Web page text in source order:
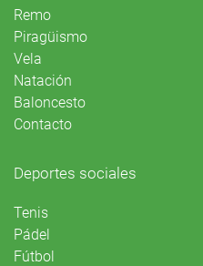
Remo
Piragüismo
Vela
Natación
Baloncesto
Contacto
Deportes sociales
Tenis
Pádel
Fútbol